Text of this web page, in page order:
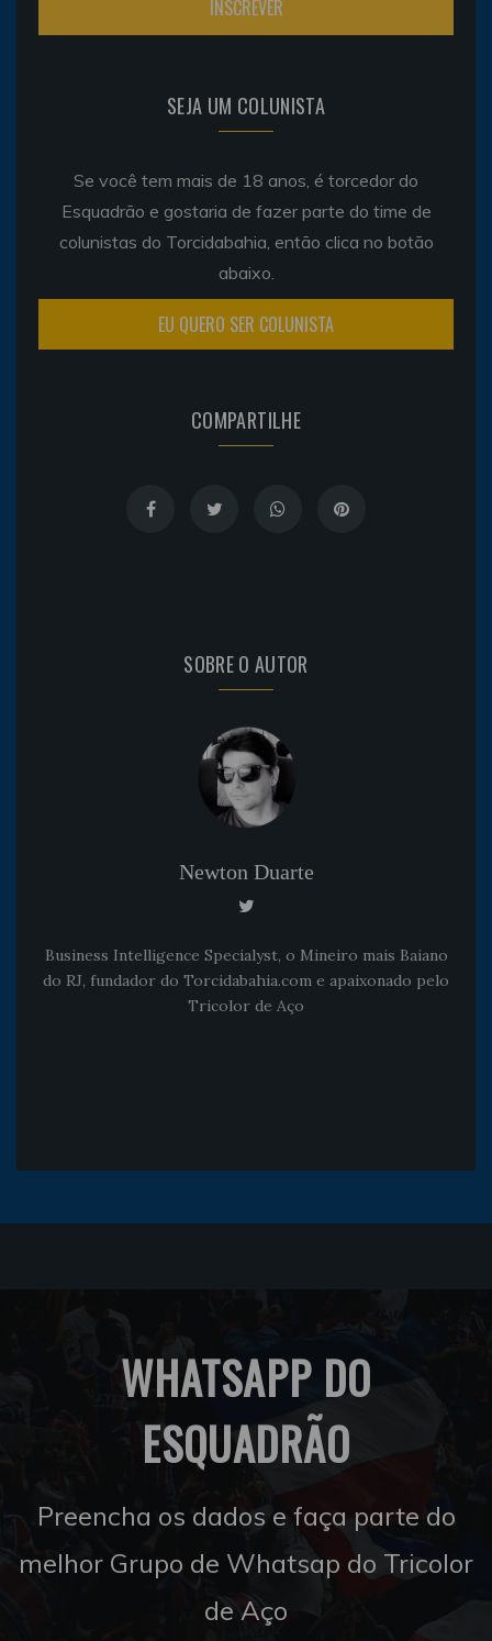
SEJA UM COLUNISTA
Se você tem mais de 18 anos, é torcedor do
Esquadrão e gostaria de fazer parte do time de
colunistas do Torcidabahia, então clica no botão
abaixo.
EU QUERO SER COLUNISTA
COMPARTILHE
SOBRE O AUTOR
Newton Duarte
Business Intelligence Specialyst, o Mineiro mais Baiano
do RJ, fundador do Torcidabahia.com e apaixonado pelo
Tricolor de Aço
WHATSAPP DO
ESQUADRÃO
Preencha os dados e faça parte do
melhor Grupo de Whatsap do Tricolor
de Aço